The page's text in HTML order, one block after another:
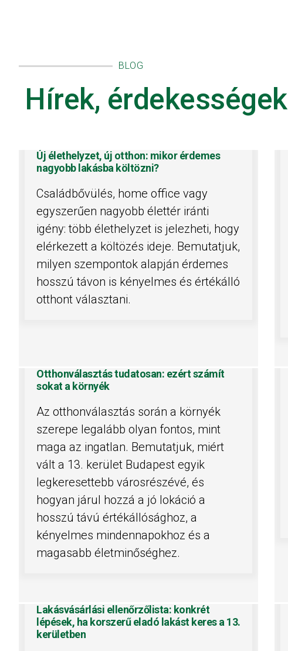
BLOG
Hírek, érdekességek
Új élethelyzet, új otthon: mikor érdemes
nagyobb lakásba költözni?
Családbővülés, home office vagy
egyszerűen nagyobb élettér iránti
igény: több élethelyzet is jelezheti, hogy
elérkezett a költözés ideje. Bemutatjuk,
milyen szempontok alapján érdemes
hosszú távon is kényelmes és értékálló
otthont választani.
Otthonválasztás tudatosan: ezért számít
sokat a környék
Az otthonválasztás során a környék
szerepe legalább olyan fontos, mint
maga az ingatlan. Bemutatjuk, miért
vált a 13. kerület Budapest egyik
legkeresettebb városrészévé, és
hogyan járul hozzá a jó lokáció a
hosszú távú értékállósághoz, a
kényelmes mindennapokhoz és a
magasabb életminőséghez.
Lakásvásárlási ellenőrzőlista: konkrét
lépések, ha korszerű eladó lakást keres a 13.
kerületben